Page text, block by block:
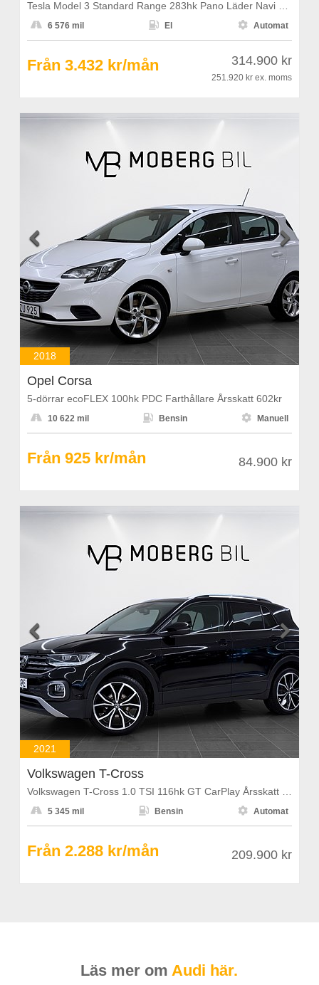
 6 576 mil  El  Automat
Från 3.432 kr/mån 314.900 kr
251.920 kr ex. moms
 
2018
Opel Corsa
5-dörrar ecoFLEX 100hk PDC Farthållare Årsskatt 602kr
 10 622 mil  Bensin  Manuell
Från 925 kr/mån 84.900 kr
 
2021
Volkswagen T-Cross
 5 345 mil  Bensin  Automat
Från 2.288 kr/mån 209.900 kr
Läs mer om Audi här.